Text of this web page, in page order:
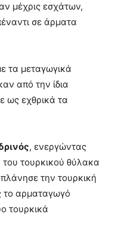
μέχρις εσχάτων,
σε άρματα
τα μεταγωγικά
από την ίδια
ως εχθρικά τα
, ενεργώντας
του τουρκικού θύλακα
την τουρκική
το αρματαγωγό
τουρκικά